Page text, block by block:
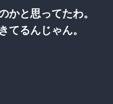
かと思ってたわ。
てるんじゃん。